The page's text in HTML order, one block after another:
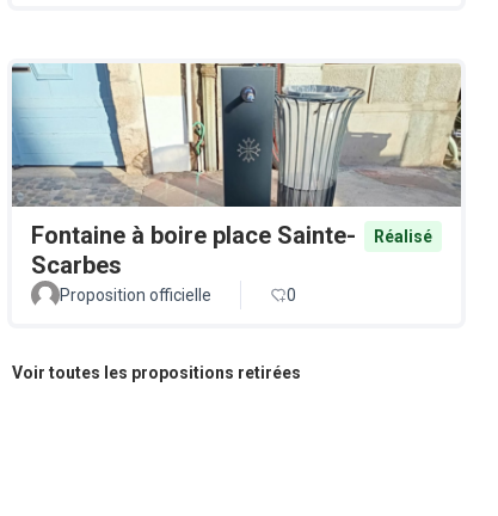
Fontaine à boire place Sainte-
Scarbes
Réalisé
Proposition officielle 0
Voir toutes les propositions retirées